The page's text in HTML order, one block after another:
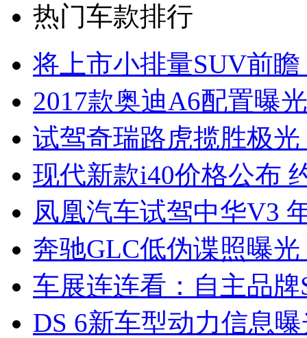
热门车款排行
将上市小排量SUV前
2017款奥迪A6配置曝
试驾奇瑞路虎揽胜极
现代新款i40价格公布
凤凰汽车试驾中华V3
奔驰GLC低伪谍照曝
车展连连看：自主品牌
DS 6新车型动力信息